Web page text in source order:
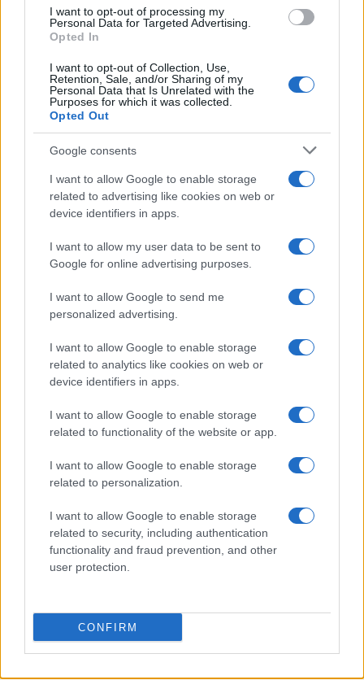
I want to opt-out of processing my
Personal Data for Targeted Advertising.
Opted In
I want to opt-out of Collection, Use,
Retention, Sale, and/or Sharing of my
Personal Data that Is Unrelated with the
Purposes for which it was collected.
Opted Out
Google consents
I want to allow Google to enable storage
related to advertising like cookies on web or
device identifiers in apps.
I want to allow my user data to be sent to
Google for online advertising purposes.
I want to allow Google to send me
personalized advertising.
I want to allow Google to enable storage
related to analytics like cookies on web or
device identifiers in apps.
I want to allow Google to enable storage
related to functionality of the website or app.
I want to allow Google to enable storage
related to personalization.
I want to allow Google to enable storage
related to security, including authentication
functionality and fraud prevention, and other
user protection.
CONFIRM
Continua a leggere
comunità, industria farmaceutica e tensioni politiche
Ilaria Galli · 15 Giu 2026
ESG NEWS